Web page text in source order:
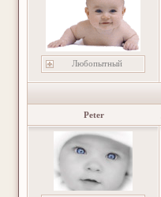
Любопытный
Peter